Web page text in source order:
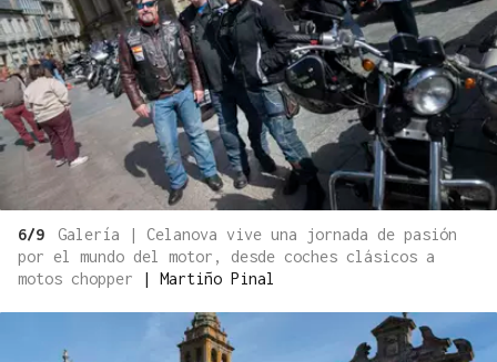
6/9
Galería | Celanova vive una jornada de pasión
por el mundo del motor, desde coches clásicos a
motos chopper
| Martiño Pinal